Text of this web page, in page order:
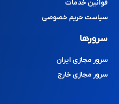
قوانین خدمات
سیاست حریم خصوصی
سرورها
سرور مجازی ایران
سرور مجازی خارج